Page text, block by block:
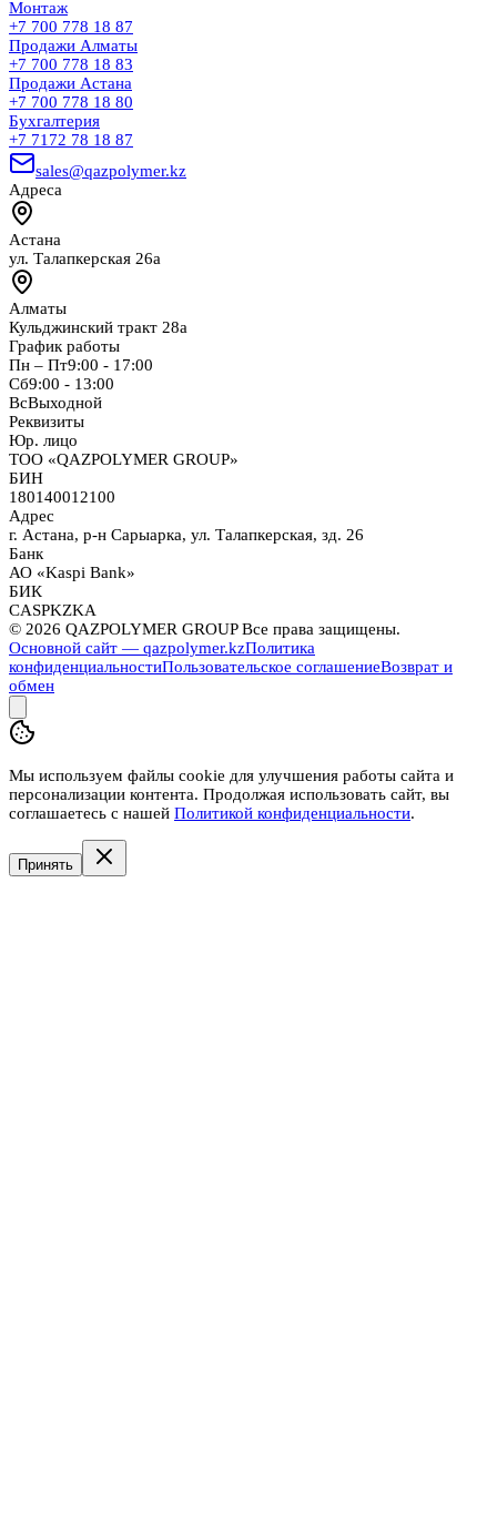
Монтаж
+7 700 778 18 87
Продажи Алматы
+7 700 778 18 83
Продажи Астана
+7 700 778 18 80
Бухгалтерия
+7 7172 78 18 87
sales@qazpolymer.kz
Адреса
Астана
ул. Талапкерская 26а
Алматы
Кульджинский тракт 28а
График работы
Пн – Пт9:00 - 17:00
Сб9:00 - 13:00
ВсВыходной
Реквизиты
Юр. лицо
ТОО «QAZPOLYMER GROUP»
БИН
180140012100
Адрес
г. Астана, р-н Сарыарка, ул. Талапкерская, зд. 26
Банк
АО «Kaspi Bank»
БИК
CASPKZKA
© 2026 QAZPOLYMER GROUP Все права защищены.
Основной сайт — qazpolymer.kzПолитика
конфиденциальностиПользовательское соглашениеВозврат и
обмен
Мы используем файлы cookie для улучшения работы сайта и
персонализации контента. Продолжая использовать сайт, вы
соглашаетесь с нашей Политикой конфиденциальности.
Принять